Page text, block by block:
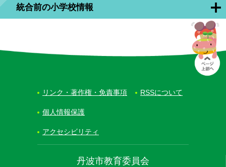
統合前の小学校情報
丹波市教育委員会
リンク・著作権・免責事項 RSSについて
個人情報保護
アクセシビリティ